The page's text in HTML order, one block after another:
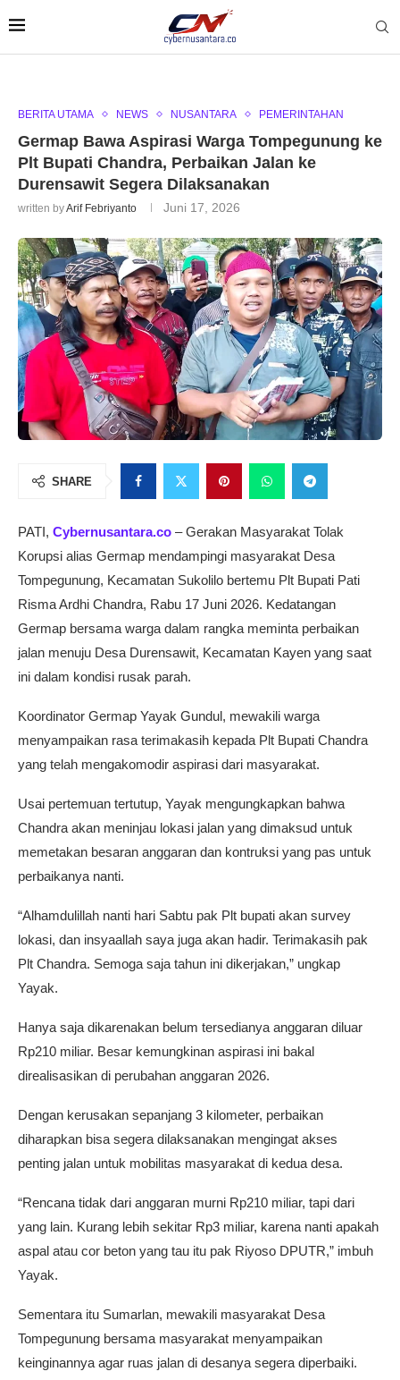
BERITA UTAMA NEWS NUSANTARA PEMERINTAHAN
Germap Bawa Aspirasi Warga Tompegunung ke
Plt Bupati Chandra, Perbaikan Jalan ke
Durensawit Segera Dilaksanakan
written byArif Febriyanto Juni 17, 2026
SHARE
PATI, Cybernusantara.co – Gerakan Masyarakat Tolak
Korupsi alias Germap mendampingi masyarakat Desa
Tompegunung, Kecamatan Sukolilo bertemu Plt Bupati Pati
Risma Ardhi Chandra, Rabu 17 Juni 2026. Kedatangan
Germap bersama warga dalam rangka meminta perbaikan
jalan menuju Desa Durensawit, Kecamatan Kayen yang saat
ini dalam kondisi rusak parah.
Koordinator Germap Yayak Gundul, mewakili warga
menyampaikan rasa terimakasih kepada Plt Bupati Chandra
yang telah mengakomodir aspirasi dari masyarakat.
Usai pertemuan tertutup, Yayak mengungkapkan bahwa
Chandra akan meninjau lokasi jalan yang dimaksud untuk
memetakan besaran anggaran dan kontruksi yang pas untuk
perbaikanya nanti.
“Alhamdulillah nanti hari Sabtu pak Plt bupati akan survey
lokasi, dan insyaallah saya juga akan hadir. Terimakasih pak
Plt Chandra. Semoga saja tahun ini dikerjakan,” ungkap
Yayak.
Hanya saja dikarenakan belum tersedianya anggaran diluar
Rp210 miliar. Besar kemungkinan aspirasi ini bakal
direalisasikan di perubahan anggaran 2026.
Dengan kerusakan sepanjang 3 kilometer, perbaikan
diharapkan bisa segera dilaksanakan mengingat akses
penting jalan untuk mobilitas masyarakat di kedua desa.
“Rencana tidak dari anggaran murni Rp210 miliar, tapi dari
yang lain. Kurang lebih sekitar Rp3 miliar, karena nanti apakah
aspal atau cor beton yang tau itu pak Riyoso DPUTR,” imbuh
Yayak.
Sementara itu Sumarlan, mewakili masyarakat Desa
Tompegunung bersama masyarakat menyampaikan
keinginannya agar ruas jalan di desanya segera diperbaiki.